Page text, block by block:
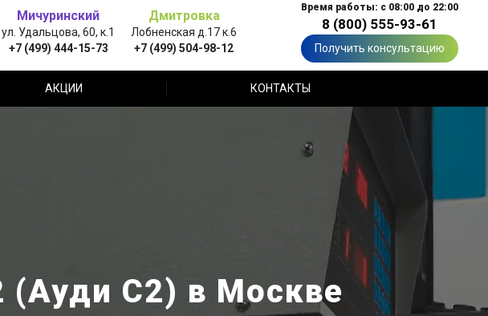
Мичуринский
ул. Удальцова, 60, к.1
+7 (499) 444-15-73
Дмитровка
Лобненская д.17 к.6
+7 (499) 504-98-12
Время работы: с 08:00 до 22:00
8 (800) 555-93-61
Получить консультацию
АКЦИИ КОНТАКТЫ
(Ауди С2) в Москве